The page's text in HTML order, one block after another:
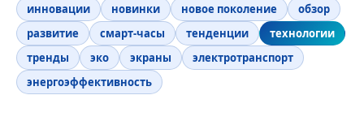
инновации
новинки новое поколение
обзор
развитие
смарт-часы тенденции
технологии
тренды
эко экраны
электротранспорт
энергоэффективность